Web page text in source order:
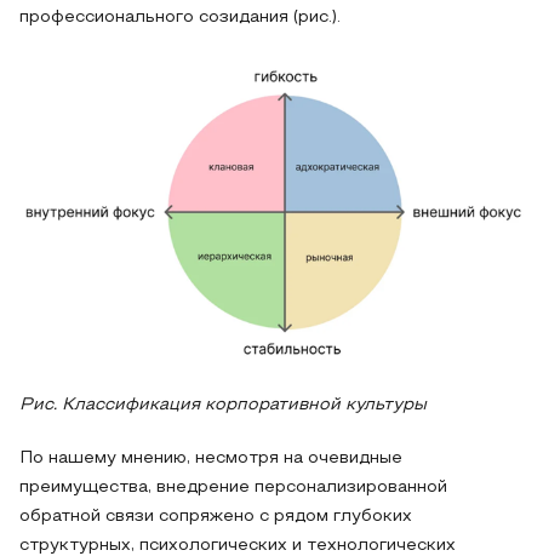
профессионального созидания (рис.).
Рис. Классификация корпоративной культуры
По нашему мнению, несмотря на очевидные
преимущества, внедрение персонализированной
обратной связи сопряжено с рядом глубоких
структурных, психологических и технологических